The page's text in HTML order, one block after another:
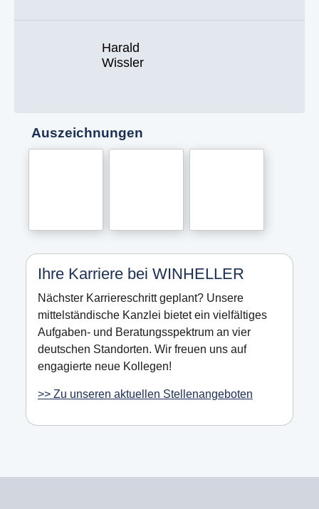
Harald
Wissler
Auszeichnungen
Ihre Karriere bei WINHELLER
Nächster Karriereschritt geplant? Unsere
mittelständische Kanzlei bietet ein vielfältiges
Aufgaben- und Beratungsspektrum an vier
deutschen Standorten. Wir freuen uns auf
engagierte neue Kollegen!
>> Zu unseren aktuellen Stellenangeboten